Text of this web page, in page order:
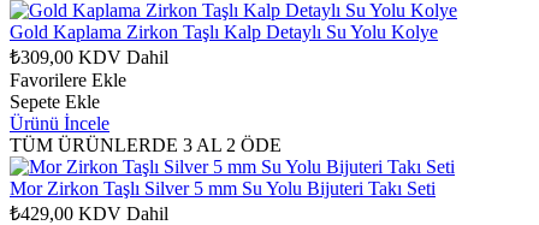
Gold Kaplama Zirkon Taşlı Kalp Detaylı Su Yolu Kolye
₺309,00 KDV Dahil
Favorilere Ekle
Sepete Ekle
Ürünü İncele
TÜM ÜRÜNLERDE 3 AL 2 ÖDE
Mor Zirkon Taşlı Silver 5 mm Su Yolu Bijuteri Takı Seti
₺429,00 KDV Dahil